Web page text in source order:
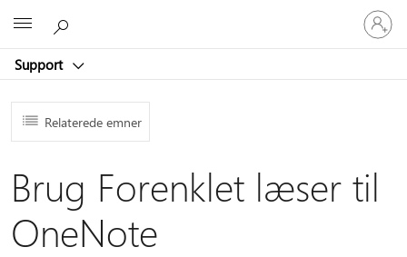
Support
Log
på
din
Relaterede emner
Brug Forenklet læser til
OneNote